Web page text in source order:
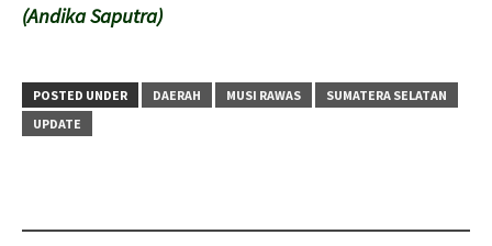
(Andika Saputra)
POSTED UNDER DAERAH MUSI RAWAS
SUMATERA SELATAN
UPDATE